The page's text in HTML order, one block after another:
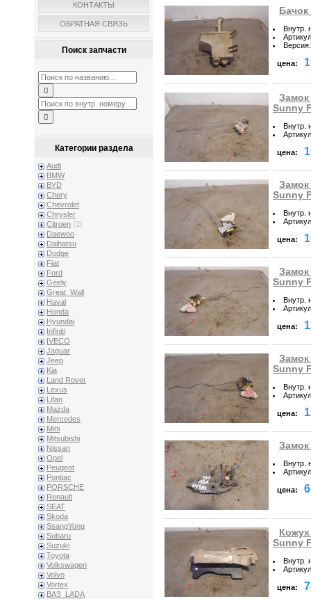
КОНТАКТЫ
ОБРАТНАЯ СВЯЗЬ
Поиск запчасти
Категории раздела
Audi
BMW
BYD
Chery
Chevrolet
Chrysler
Citroen (2)
Daewoo
Daihatsu
Dodge
Fiat
Ford
Geely
Great_Wall
Haval
Honda
Hyundai
Infiniti
IVECO
Jaguar
Jeep
Kia
Land Rover
Lexus
Lifan
Mazda
Mercedes
Mini
Mitsubishi
Nissan
Opel
Peugeot
Pontiac
PORSCHE
Renault
SEAT
Skoda
SsangYong
Subaru
Suzuki
Toyota
Volkswagen
Volvo
Vortex
ВАЗ_LADA
Внутр.
Артикул
Версия:
цена:
Замок
Sunny
Внутр.
Артикул
цена:
Замок
Sunny
Внутр.
Артикул
цена:
Замок
Sunny
Внутр.
Артикул
цена:
Замок
Sunny
Внутр.
Артикул
цена:
Замок
Внутр.
Артикул
цена:
Sunny
Внутр.
Артикул
цена: